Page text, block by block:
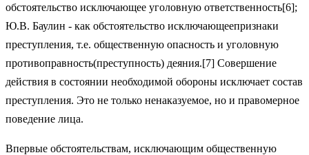
обстоятельство исключающее уголовную ответственность[6];
Ю.В. Баулин - как обстоятельство исключающеепризнаки
преступления, т.е. общественную опасность и уголовную
противоправность(преступность) деяния.[7] Совершение
действия в состоянии необходимой обороны исключает состав
преступления. Это не только ненаказуемое, но и правомерное
поведение лица.
Впервые обстоятельствам, исключающим общественную